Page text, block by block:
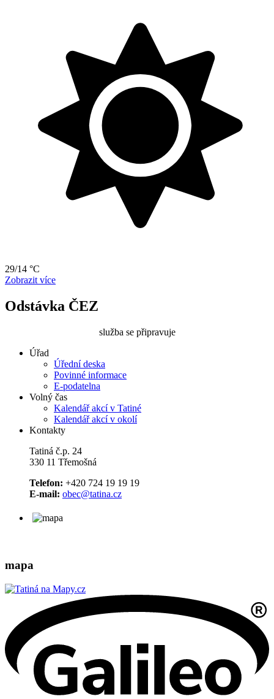
29/14 °C
Zobrazit více
Odstávka ČEZ
služba se připravuje
Úřad
Úřední deska
Povinné informace
E-podatelna
Volný čas
Kalendář akcí v Tatiné
Kalendář akcí v okolí
Kontakty
Tatiná č.p. 24
330 11 Třemošná
Telefon: +420 724 19 19 19
E-mail: obec@tatina.cz
mapa